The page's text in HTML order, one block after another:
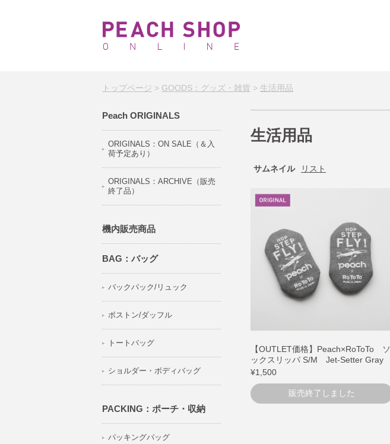
トップページ > GOODS：グッズ・雑貨 > 生活用品
Peach ORIGINALS
ORIGINALS：ON SALE（＆入
荷予定あり）
ORIGINALS：ARCHIVE（販売
終了品）
機内販売商品
BAG：バッグ
バックパック/リュック
ボストン/ダッフル
トートバッグ
ショルダー・ボディバッグ
PACKING：ポーチ・収納
パッキングバッグ
生活用品
サムネイル リスト
【OUTLET価格】Peach×RoToTo ソ
ックスリッパ S/M Jet-Setter Gray
¥1,500
販売終了しました